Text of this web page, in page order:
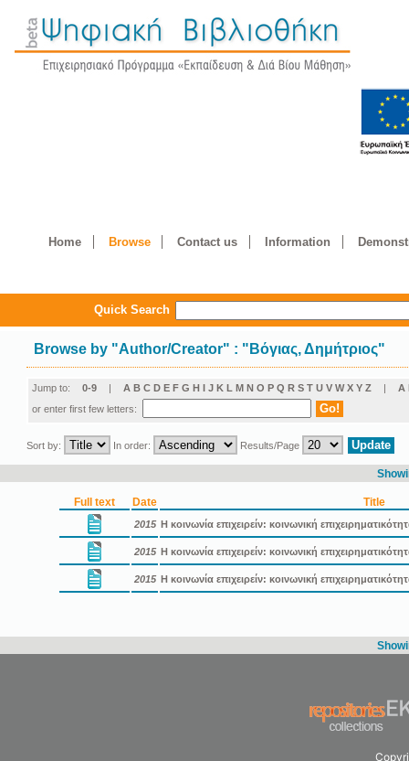
Home Browse Contact us Information
Quick Search
Browse by "Author/Creator" : "Βόγιας, Δημήτριος"
Jump to: 0-9 | A B C D E F G H I J K L M N O P Q R S T U V W X Y Z | Α
or enter first few letters:
Sort by: In order: Results/Page
Full text Date Title
2015 Η κοινωνία επιχειρείν: κοινωνική
2015 Η κοινωνία επιχειρείν: κοινωνική
2015 Η κοινωνία επιχειρείν: κοινωνική